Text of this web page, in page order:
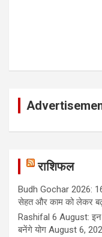
राशिफल
Budh Gochar 2026:
सेहत और काम को लेकर
Rashifal 6 August: इन
बनेंगे योग August 6,